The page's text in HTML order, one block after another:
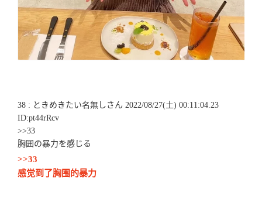
38 : ときめきたい名無しさん 2022/08/27(土) 00:11:04.23
ID:pt44rRcv
>>33
胸囲の暴力を感じる
>>33
感觉到了胸围的暴力